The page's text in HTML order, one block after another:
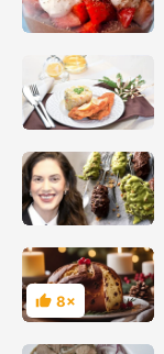
Hodnocení
8×